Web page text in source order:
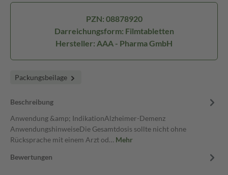
PZN: 08878920
Darreichungsform: Filmtabletten
Hersteller: AAA - Pharma GmbH
Packungsbeilage
Beschreibung
Anwendung &amp; IndikationAlzheimer-Demenz
AnwendungshinweiseDie Gesamtdosis sollte nicht ohne
Rücksprache mit einem Arzt od… Mehr
Bewertungen